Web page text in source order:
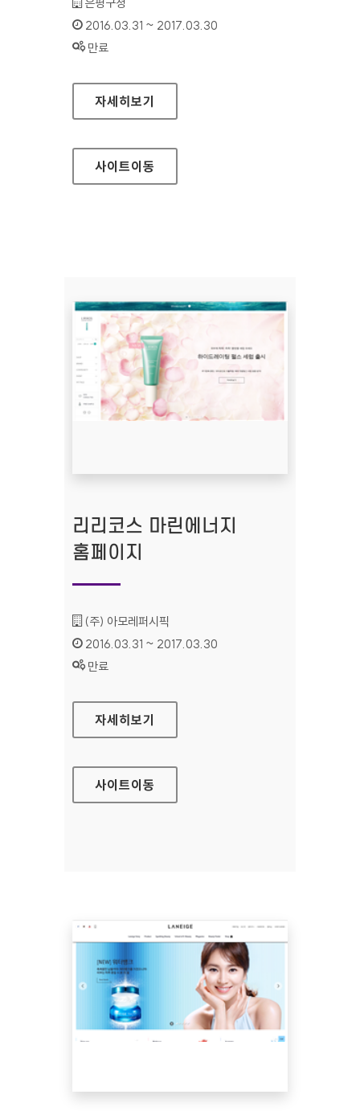
인증기간 :
2016.03.31 ~ 2017.03.30
상태 :
만료
은평구청 홈페이지
자세히보기
사이트이동
리리코스 마린에너지
홈페이지
기관명 :
(주) 아모레퍼시픽
인증기간 :
2016.03.31 ~ 2017.03.30
상태 :
만료
리리코스 마린에너지 홈페이지
자세히보기
사이트이동